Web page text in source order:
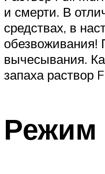
и смерти. В
средствах, в
вычесывания.
запаха раствор
Режим